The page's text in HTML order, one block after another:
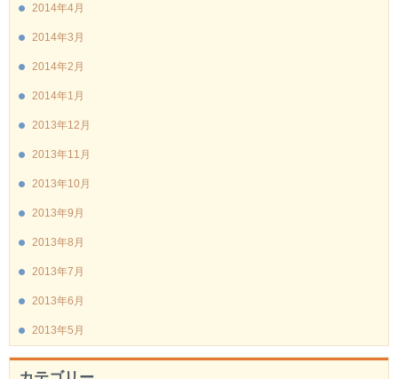
2014年4月
2014年3月
2014年2月
2014年1月
2013年12月
2013年11月
2013年10月
2013年9月
2013年8月
2013年7月
2013年6月
2013年5月